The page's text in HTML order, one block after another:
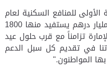
للمنافع السكنية لعام
2023 بقيمة إجمالية تبلغ 2.74 مليار درهم يستفيد منها 1800
تزامناً مع قرب حلول عيد
في تقديم كل سبل الدعم
المواطنون."